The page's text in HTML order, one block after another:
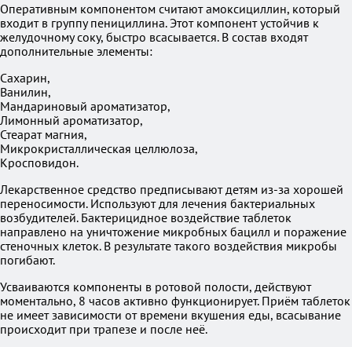
Оперативным компонентом считают амоксициллин, который
входит в группу пенициллина. Этот компонент устойчив к
желудочному соку, быстро всасывается. В состав входят
дополнительные элементы:
Сахарин,
Ванилин,
Мандариновый ароматизатор,
Лимонный ароматизатор,
Стеарат магния,
Микрокристаллическая целлюлоза,
Кросповидон.
Лекарственное средство предписывают детям из-за хорошей
переносимости. Используют для лечения бактериальных
возбудителей. Бактерицидное воздействие таблеток
направлено на уничтожение микробных бацилл и поражение
стеночных клеток. В результате такого воздействия микробы
погибают.
Усваиваются компоненты в ротовой полости, действуют
моментально, 8 часов активно функционирует. Приём таблеток
не имеет зависимости от времени вкушения еды, всасывание
происходит при трапезе и после неё.